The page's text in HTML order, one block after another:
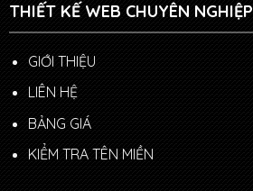
THIẾT KẾ WEB CHUYÊN NGHIỆP
GIỚI THIỆU
LIÊN HỆ
BẢNG GIÁ
KIỂM TRA TÊN MIỀN